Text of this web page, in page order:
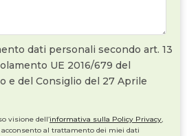
dati personali secondo art. 13
UE 2016/679 del
e del Consiglio del 27 Aprile
visione dell’informativa sulla Policy Privacy,
al trattamento dei miei dati